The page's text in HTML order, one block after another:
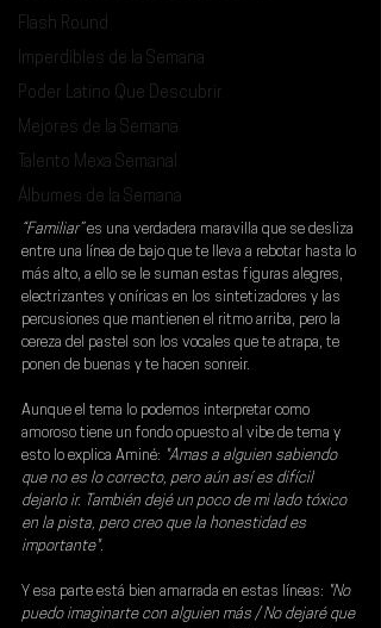
Flash Round
Imperdibles de la Semana
Poder Latino Que Descubrir
Mejores de la Semana
Talento Mexa Semanal
Álbumes de la Semana
“Familiar” es una verdadera maravilla que se desliza
entre una línea de bajo que te lleva a rebotar hasta lo
más alto, a ello se le suman estas figuras alegres,
electrizantes y oníricas en los sintetizadores y las
percusiones que mantienen el ritmo arriba, pero la
cereza del pastel son los vocales que te atrapa, te
ponen de buenas y te hacen sonreir.
Aunque el tema lo podemos interpretar como
amoroso tiene un fondo opuesto al vibe de tema y
esto lo explica Aminé: "Amas a alguien sabiendo
que no es lo correcto, pero aún así es difícil
dejarlo ir. También dejé un poco de mi lado tóxico
en la pista, pero creo que la honestidad es
importante".
Y esa parte está bien amarrada en estas líneas: "No
puedo imaginarte con alguien más / No dejaré que